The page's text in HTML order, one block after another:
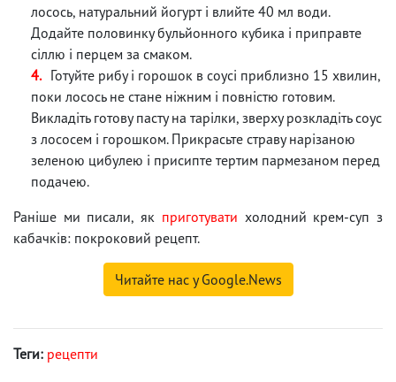
лосось, натуральний йогурт і влийте 40 мл води.
Додайте половинку бульйонного кубика і приправте
сіллю і перцем за смаком.
Готуйте рибу і горошок в соусі приблизно 15 хвилин,
поки лосось не стане ніжним і повністю готовим.
Викладіть готову пасту на тарілки, зверху розкладіть соус
з лососем і горошком. Прикрасьте страву нарізаною
зеленою цибулею і присипте тертим пармезаном перед
подачею.
Раніше ми писали, як приготувати холодний крем-суп з
кабачків: покроковий рецепт.
Читайте нас у Google.News
Теги: рецепти